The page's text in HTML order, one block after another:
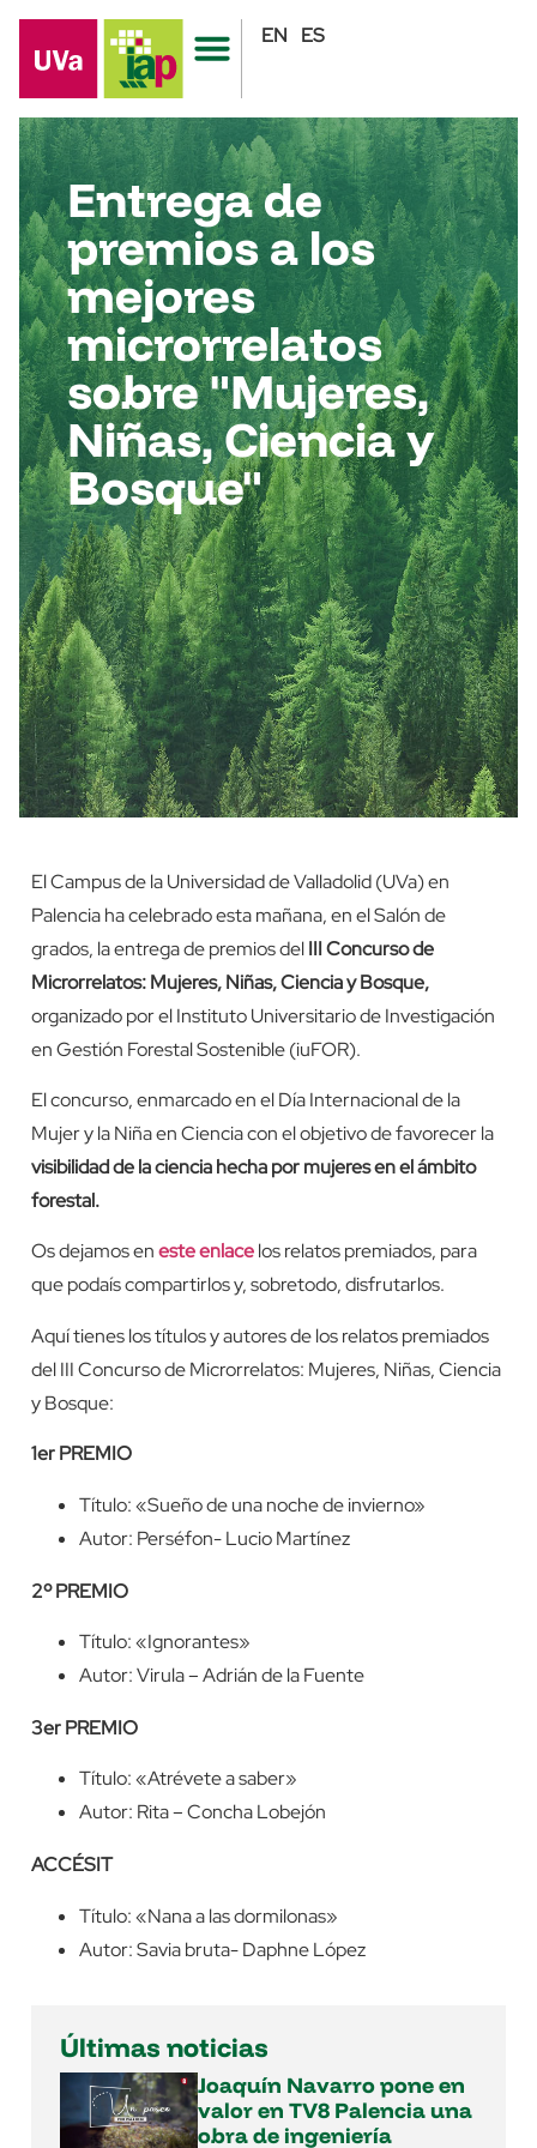
EN ES
Entrega de
premios a los
mejores
microrrelatos
sobre "Mujeres,
Niñas, Ciencia y
Bosque"
El Campus de la Universidad de Valladolid (UVa) en
Palencia ha celebrado esta mañana, en el Salón de
grados, la entrega de premios delIII Concurso de
Microrrelatos: Mujeres, Niñas, Ciencia y Bosque,
organizado por el Instituto Universitario de Investigación
en Gestión Forestal Sostenible (iuFOR).
El concurso, enmarcado en el Día Internacional de la
Mujer y la Niña en Ciencia con el objetivo de favorecer la
visibilidad de la ciencia hecha por mujeres en el ámbito
forestal.
Os dejamos eneste enlacelos relatos premiados, para
que podaís compartirlos y, sobretodo, disfrutarlos.
Aquí tienes los títulos y autores de los relatos premiados
del III Concurso de Microrrelatos: Mujeres, Niñas, Ciencia
y Bosque:
1er PREMIO
Título: «Sueño de una noche de invierno»
Autor: Perséfon- Lucio Martínez
2º PREMIO
Título: «Ignorantes»
Autor: Virula – Adrián de la Fuente
3er PREMIO
Título: «Atrévete a saber»
Autor: Rita – Concha Lobejón
ACCÉSIT
Título: «Nana a las dormilonas»
Autor: Savia bruta- Daphne López
Últimas noticias
Joaquín Navarro pone en
valor en TV8 Palencia una
obra de ingeniería